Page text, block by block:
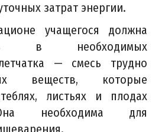
затрат энергии.
учащегося должна
в необходимых
— смесь трудно
веществ, которые
листьях и плодах
необходима для